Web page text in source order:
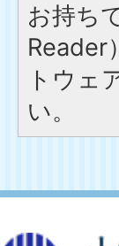
お持ち
Reader
トウェ
い。